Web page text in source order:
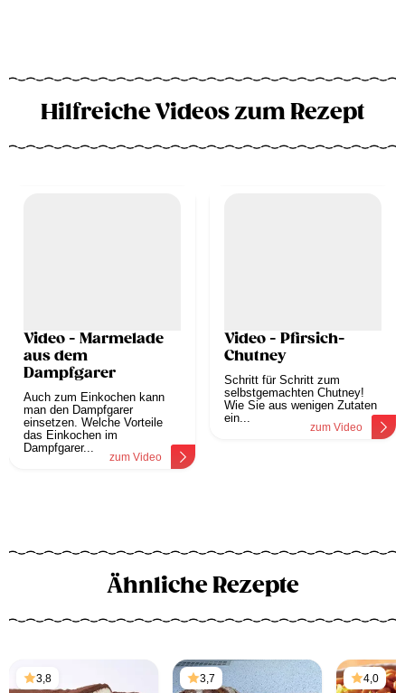
Hilfreiche Videos zum Rezept
Video - Marmelade
aus dem
Dampfgarer
Auch zum Einkochen kann
man den Dampfgarer
einsetzen. Welche Vorteile
das Einkochen im
Dampfgarer...
zum Video
Video - Pfirsich-
Chutney
Schritt für Schritt zum
selbstgemachten Chutney!
Wie Sie aus wenigen Zutaten
ein...
zum Video
Ähnliche Rezepte
3,8 3,7 4,0